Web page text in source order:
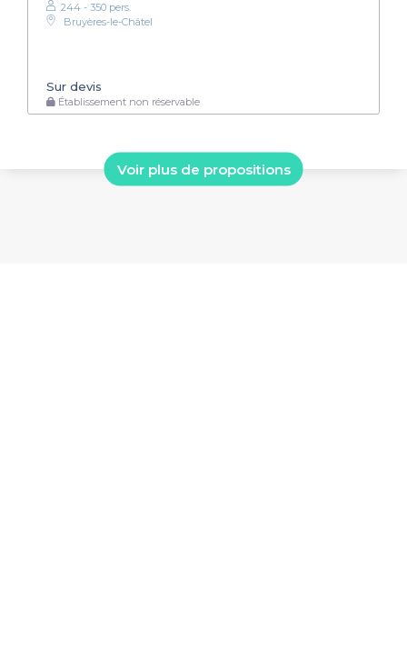
244 - 350 pers.
Bruyères-le-Châtel
Sur devis
Établissement non réservable
Voir plus de propositions